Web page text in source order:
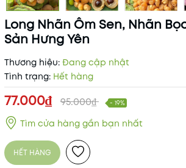
Long Nhãn Ôm Sen, Nhãn
Sản Hưng Yên
Thương hiệu: Đang cập nhật
Tình trạng: Hết hàng
77.000₫ 95.000₫ - 19%
Tìm cửa hàng gần bạn nhất
HẾT HÀNG